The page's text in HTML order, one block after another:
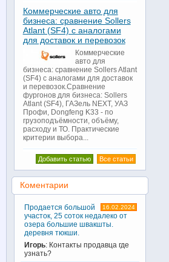
Коммерческие авто для
бизнеса: сравнение Sollers
Atlant (SF4) с аналогами
для доставок и перевозок
Коммерческие
авто для
бизнеса: сравнение Sollers Atlant
(SF4) с аналогами для доставок
и перевозок.Сравнение
фургонов для бизнеса: Sollers
Atlant (SF4), ГАЗель NEXT, УАЗ
Профи, Dongfeng K33 - по
грузоподъёмности, объёму,
расходу и ТО. Практические
критерии выбора...
Все статьи
Добавить статью
Коментарии
16.02.2024
Продается большой
участок, 25 соток недалеко от
озера большие швакшты.
деревня тюкши.
Игорь: Контакты продавца где
узнать?